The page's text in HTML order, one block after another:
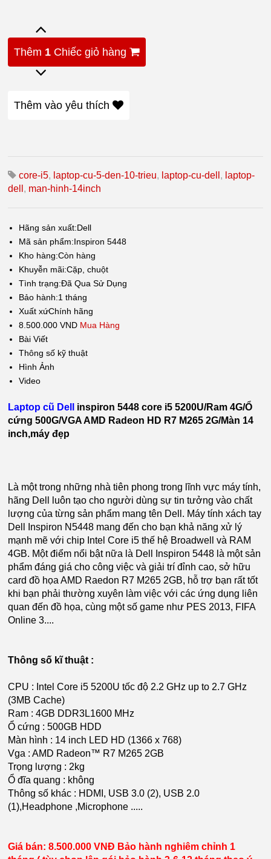
Thêm 1 Chiếc giỏ hàng
Thêm vào yêu thích
core-i5, laptop-cu-5-den-10-trieu, laptop-cu-dell , laptop-
dell , man-hinh-14inch
Hãng sản xuất:Dell
Mã sản phẩm:Inspiron 5448
Kho hàng:Còn hàng
Khuyễn mãi:Cặp, chuột
Tình trạng:Đã Qua Sử Dụng
Bảo hành:1 tháng
Xuất xứChính hãng
8.500.000 VND Mua Hàng
Bài Viết
Thông số kỹ thuật
Hình Ảnh
Video
Laptop cũ Dell
inspiron 5448 core i5 5200U/Ram 4G/Ổ
cứng 500G/VGA AMD Radeon HD R7 M265 2G/Màn 14
inch,máy đẹp
Là một trong những nhà tiên phong trong lĩnh vực máy tính,
hãng Dell luôn tạo cho người dùng sự tin tưởng vào chất
lượng của từng sản phẩm mang tên Dell. Máy tính xách tay
Dell Inspiron N5448 mang đến cho bạn khả năng xử lý
mạnh mẽ với chip Intel Core i5 thế hệ Broadwell và RAM
4GB. Một điểm nổi bật nữa là Dell Inspiron 5448 là một sản
phẩm đáng giá cho công việc và giải trí đỉnh cao, sở hữu
card đồ họa AMD Raedon R7 M265 2GB, hỗ trợ bạn rất tốt
khi bạn phải thường xuyên làm việc với các ứng dụng liên
quan đến đồ họa, cùng một số game như PES 2013, FIFA
Online 3....
Thông số kĩ thuật :
CPU : Intel Core i5 5200U tốc độ 2.2 GHz up to 2.7 GHz
(3MB Cache)
Ram : 4GB DDR3L1600 MHz
Ổ cứng : 500GB HDD
Màn hình : 14 inch LED HD (1366 x 768)
Vga : AMD Radeon™ R7 M265 2GB
Trọng lượng : 2kg
Ổ đĩa quang : không
Thông số khác : HDMI, USB 3.0 (2), USB 2.0
(1),Headphone ,Microphone .....
Giá bán: 8.500.000 VNĐ Bảo hành nghiêm chỉnh 1